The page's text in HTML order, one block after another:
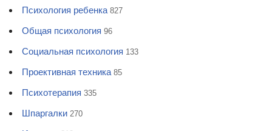
Психология ребенка 827
Общая психология 96
Социальная психология 133
Проективная техника 85
Психотерапия 335
Шпаргалки 270